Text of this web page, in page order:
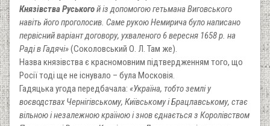
Князівства Руськогой із допомогою гетьмана Виговського
навіть його проголосив. Саме рукою Немирича було написано
первісний варіант договору, ухваленого 6 вересня 1658 р. на
Раді в Гадячі»(Соколовський О. Л. Там же).
Назва князівства є красномовним підтвердженням того, що
Росії тоді ще не існувало – була Московія.
Гадяцька угода передбачала: «Україна, тобто землі у
воєводствах Чернігівському, Київському і Брацлавському, стає
вільною і незалежною країною і знов єднається з Королівством